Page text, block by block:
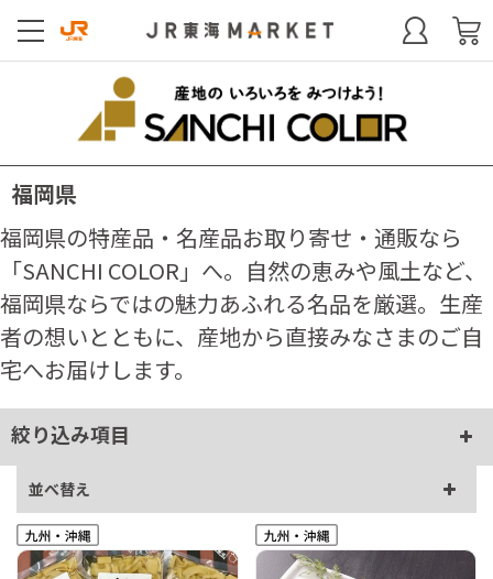
福岡県
福岡県の特産品・名産品お取り寄せ・通販なら
「SANCHI COLOR」へ。自然の恵みや風土など、
福岡県ならではの魅力あふれる名品を厳選。生産
者の想いとともに、産地から直接みなさまのご自
宅へお届けします。
絞り込み項目
並べ替え